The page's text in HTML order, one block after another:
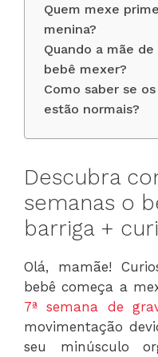
Quem mexe
menina?
Quando a mãe
bebê mexer?
Como saber se
estão normais?
Descubra
semanas o
barriga +
Olá, mamãe!
bebê começa a
7ª semana de
movimentação
seu minúsculo